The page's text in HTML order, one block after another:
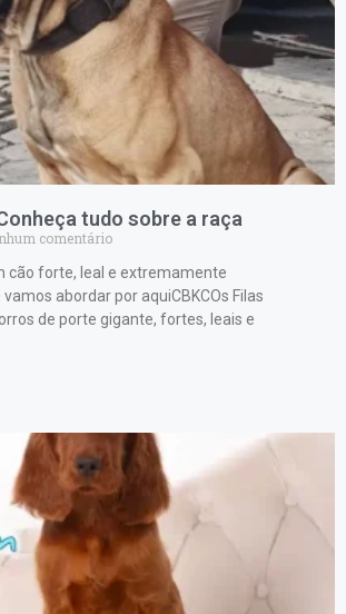
tudo sobre a raça
comentário
cão forte, leal e extremamente
abordar por aquiCBKCOs Filas
de porte gigante, fortes, leais e